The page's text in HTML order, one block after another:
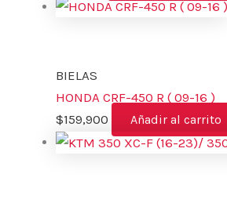
BIELAS
HONDA CRF-450 R ( 09-16 )
$159,900 Añadir al carrito